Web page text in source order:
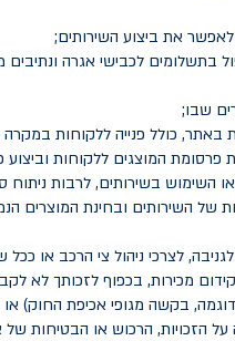
את ביצוע השירותים;
בתשלומים לכבישי אגרה ונתיבים
שבו;
באתר, כולל פנייה ללקוחות במקרה
המוצגים ללקוחות וביצוע
השימוש בשירותים, לרבות ניתוח
של השירותים ובחינת המוצרים
לצרכי ניהול צי הרכב או
מכירות, בכפוף לזכותך לא
בקשה מגופי אכיפת החוק) או
על הזכויות, הרכוש או הבטיחות